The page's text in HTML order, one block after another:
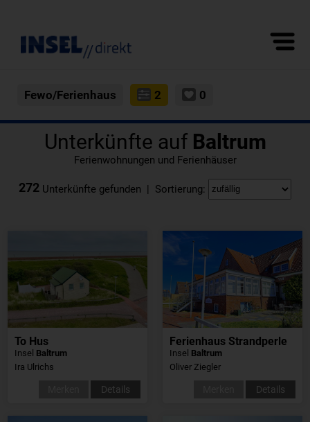
Fewo/Ferienhaus 2 0
Unterkünfte auf Baltrum
Ferienwohnungen und Ferienhäuser
272 Unterkünfte gefunden | Sortierung:
To Hus
Insel Baltrum
Ira Ulrichs
Details
Ferienhaus Strandperle
Insel Baltrum
Oliver Ziegler
Details